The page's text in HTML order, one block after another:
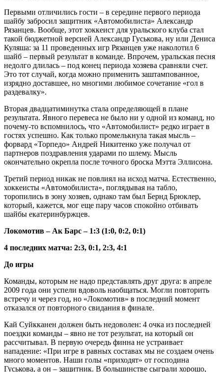
Первыми отличились гости – в середине первого периода
шайбу забросил защитник «Автомобилиста» Александр
Рязанцев. Вообще, этот хоккеист для уральского клуба стал
такой бюджетной версией Александр Гуськова, ну или Дениса
Куляша: за 11 проведенных игр Рязанцев уже наколотил 6
шайб – первый результат в команде. Впрочем, уральская песня
недолго длилась – под конец периода хозяева сравняли счет.
Это тот случай, когда можно применить заштампованное,
изрядно доставшее, но многими любимое сочетание «гол в
раздевалку».
Вторая двадцатиминутка стала определяющей в плане
результата. Явного перевеса не было ни у одной из команд, но
почему-то вспомнилось, что «Автомобилист» редко играет в
гостях успешно. Как только промелькнула такая мысль –
форвард «Торпедо» Андрей Никитенко уже получал от
партнеров поздравления ударами по шлему. Мысль
окончательно окрепла после точного броска Мэтта Эллисона.
Третий период никак не повлиял на исход матча. Естественно,
хоккеисты «Автомобилиста», поглядывая на табло,
торопились в зону хозяев, однако там был Бернд Брюклер,
который, кажется, мог еще пару часов спокойно отбивать
шайбы екатеринбуржцев.
Локомотив – Ак Барс – 1:3 (1:0, 0:2, 0:1)
4 последних матча: 2:3, 0:1, 2:3, 4:1
До игры
Команды, которым не надо представлять друг друга: в апреле
2009 года они успели вдоволь наобщаться. Могли повторить
встречу и через год, но «Локомотив» в последний момент
отказался от повторного свидания в финале.
Кай Суйкканен должен быть недоволен: 4 очка из последней
поездки команды – явно не тот результат, на который он
рассчитывал. В первую очередь финна не устраивает
нападение: «При игре в равных составах мы не создаем очень
много моментов. Наши голы «приходят» от господина
Гуськова, а он – защитник. В большинстве сыграли хорошо,